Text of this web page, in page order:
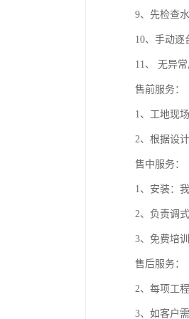
9、先检查
10、手动逐
11、 无异
售前服务：
1、工地现
2、根据设
售中服务：
1、安装：
2、负责调
3、免费培
售后服务：
2、每项工
3、如客户